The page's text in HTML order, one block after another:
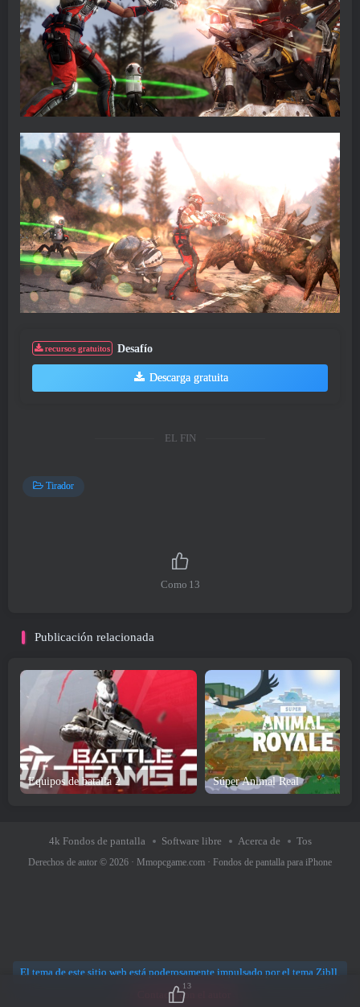
recursos gratuitos Desafío
Descarga gratuita
EL FIN
Tirador
Como 13
Publicación relacionada
Equipos de batalla 2 Súper Animal Real
4k Fondos de pantalla Software libre Acerca de Tos
Derechos de autor © 2026 · Mmopcgame.com · Fondos de pantalla para iPhone
13
El tema de este sitio web está poderosamente impulsado por el tema Zibll.
Contacta con el autor